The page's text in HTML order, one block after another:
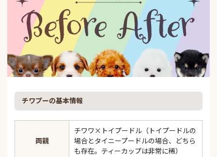
チワプーの基本情報
両親
チワワ×トイプードル（トイプードルの
場合とタイニープードルの場合、どちら
も存在。ティーカップは非常に稀）